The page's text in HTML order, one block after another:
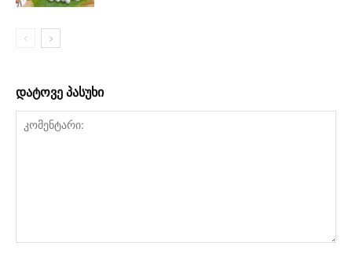
დატოვე პასუხი